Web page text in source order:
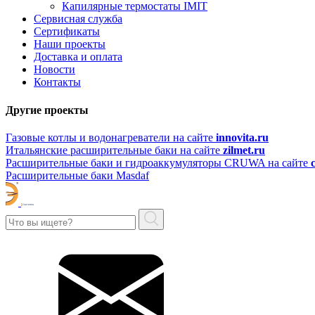
Капилярные термостаты IMIT
Сервисная служба
Сертификаты
Наши проекты
Доставка и оплата
Новости
Контакты
Другие проекты
Газовые котлы и водонагреватели на сайте innovita.ru
Итальянские расширительные баки на сайте zilmet.ru
Расширительные баки и гидроаккумуляторы CRUWA на сайте
Расширительные баки Masdaf